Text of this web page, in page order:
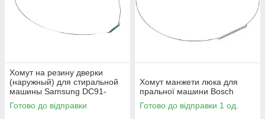
Хомут на резину дверки
(наружный) для стиральной
машины Samsung DC91-
12078D
Готово до відправки
Хомут манжети люка для
пральної машини Bosch
Готово до відправки 1 од.